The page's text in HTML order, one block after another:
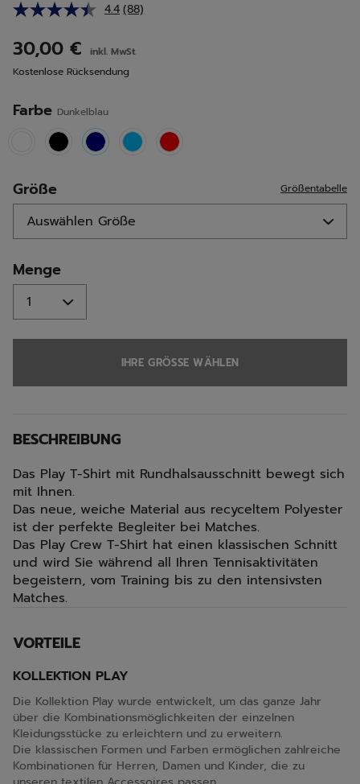
4.4 88
Link
auf
derselben
(88)
30,00 €
inkl. MwSt
Kostenlose Rücksendung
Farbe Dunkelblau
selected
Größe Größentabelle
Menge
IHRE GRÖSSE WÄHLEN
BESCHREIBUNG
Das Play T-Shirt mit Rundhalsausschnitt bewegt sich
mit Ihnen.
Das neue, weiche Material aus recyceltem Polyester
ist der perfekte Begleiter bei Matches.
Das Play Crew T-Shirt hat einen klassischen Schnitt
und wird Sie während all Ihren Tennisaktivitäten
begeistern, vom Training bis zu den intensivsten
Matches.
VORTEILE
KOLLEKTION PLAY
Die Kollektion Play wurde entwickelt, um das ganze Jahr
über die Kombinationsmöglichkeiten der einzelnen
Kleidungsstücke zu erleichtern und zu erweitern.
Die klassischen Formen und Farben ermöglichen zahlreiche
Kombinationen für Herren, Damen und Kinder, die zu